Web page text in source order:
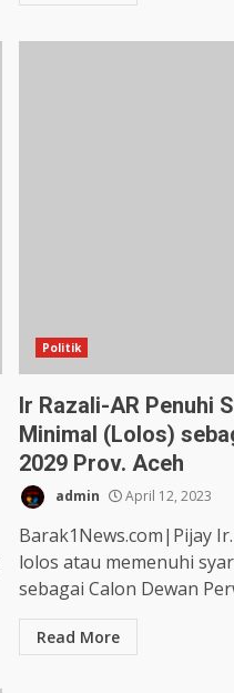
Politik
Ir Razali-AR Penuhi
Minimal (Lolos)
2029 Prov. Aceh
admin April 12, 2023
Barak1News.com|Pijay
lolos atau memenuhi
sebagai Calon Dewan
Read More